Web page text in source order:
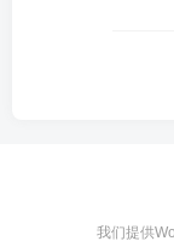
我们提供